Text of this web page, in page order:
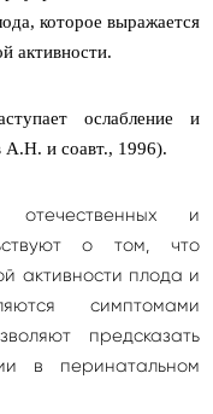
которое выражается
активности.
ослабление и
А.Н. и соавт., 1996).
отечественных и
о том, что
активности плода и
симптомами
предсказать
в перинатальном